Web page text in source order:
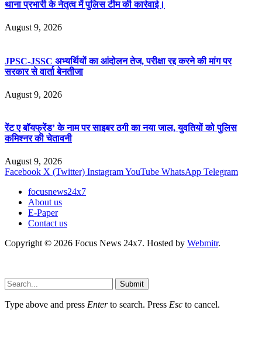
थाना प्रभारी के नेतृत्व में पुलिस टीम की कार्रवाई।
August 9, 2026
JPSC-JSSC अभ्यर्थियों का आंदोलन तेज, परीक्षा रद्द करने की मांग पर
सरकार से वार्ता बेनतीजा
August 9, 2026
रेंट ए बॉयफ्रेंड’ के नाम पर साइबर ठगी का नया जाल, युवतियों को पुलिस
कमिश्नर की चेतावनी
August 9, 2026
Facebook X (Twitter) InstagramYouTube WhatsApp Telegram
focusnews24x7
About us
E-Paper
Contact us
Copyright © 2026 Focus News 24x7. Hosted by Webmitr.
Submit
Type above and press Enterto search. Press Esc to cancel.